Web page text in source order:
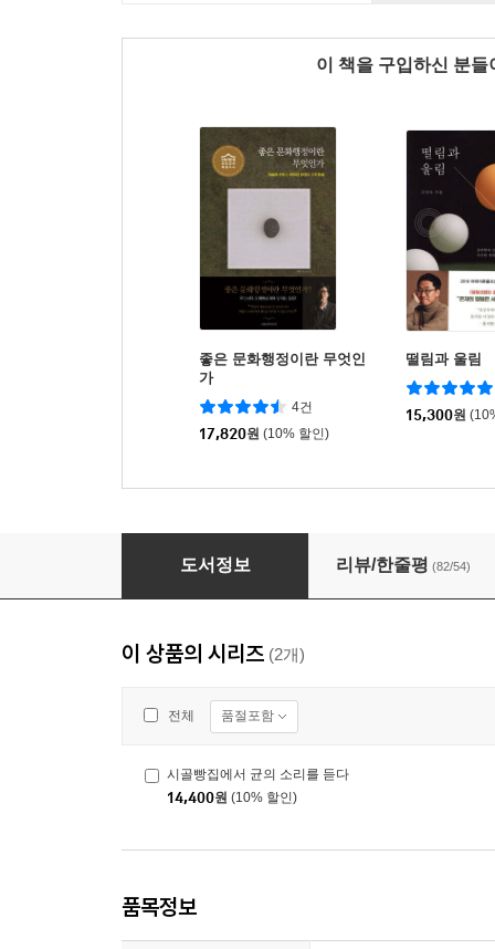
이 책을 구입하신 분
좋은 문화행정이란 무엇인
가
4건
17,820원 (10% 할인)
떨림과 울림
15,300원
시골빵집에서 자본론을 굽다
도서정보 리뷰/한줄평 (82/54)
이 상품의 시리즈 (2개)
전체 품절포함
시골빵집에서 균의 소리를 듣다
14,400원 (10% 할인)
품목정보